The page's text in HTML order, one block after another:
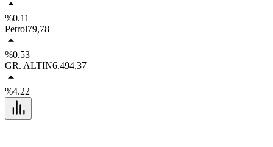
%0.11
Petrol79,78
%0.53
GR. ALTIN6.494,37
%4.22